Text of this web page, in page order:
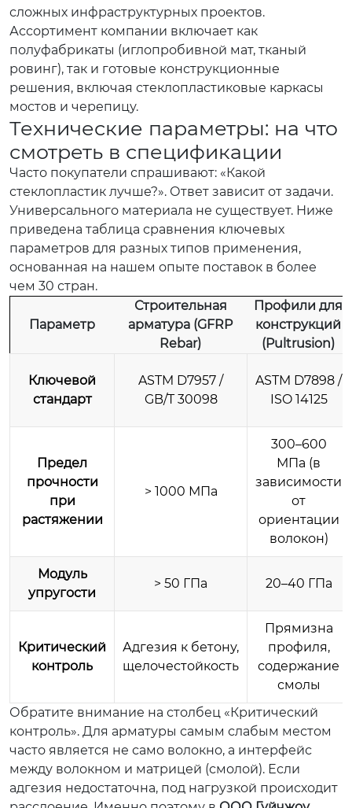
сложных инфраструктурных проектов.
Ассортимент компании включает как
полуфабрикаты (иглопробивной мат, тканый
ровинг), так и готовые конструкционные
решения, включая стеклопластиковые каркасы
мостов и черепицу.
Технические параметры: на что
смотреть в спецификации
Часто покупатели спрашивают: «Какой
стеклопластик лучше?». Ответ зависит от задачи.
Универсального материала не существует. Ниже
приведена таблица сравнения ключевых
параметров для разных типов применения,
основанная на нашем опыте поставок в более
чем 30 стран.
Параметр
Строительная
арматура (GFRP
Rebar)
Профили для
конструкций
(Pultrusion)
Ключевой
стандарт
ASTM D7957 /
GB/T 30098
ASTM D7898 /
ISO 14125
Предел
прочности
при
растяжении
> 1000 МПа
300–600
МПа (в
зависимости
от
ориентации
волокон)
Модуль
упругости
> 50 ГПа 20–40 ГПа
Критический
контроль
Адгезия к бетону,
щелочестойкость
Прямизна
профиля,
содержание
смолы
Обратите внимание на столбец «Критический
контроль». Для арматуры самым слабым местом
часто является не само волокно, а интерфейс
между волокном и матрицей (смолой). Если
адгезия недостаточна, под нагрузкой происходит